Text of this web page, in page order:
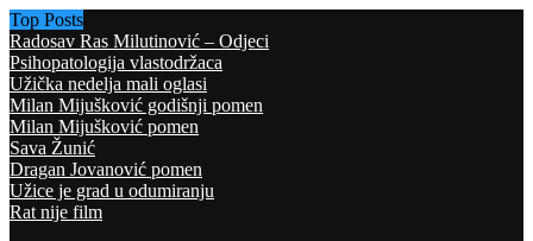
Top Posts
Radosav Ras Milutinović – Odjeci
Psihopatologija vlastodržaca
Užička nedelja mali oglasi
Milan Mijušković godišnji pomen
Milan Mijušković pomen
Sava Žunić
Dragan Jovanović pomen
Užice je grad u odumiranju
Rat nije film